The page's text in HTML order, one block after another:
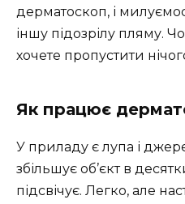
дерматоскоп, і
іншу підозрілу пляму.
хочете пропустити
Як працює
У приладу є лупа і
збільшує об’єкт в
підсвічує. Легко, але